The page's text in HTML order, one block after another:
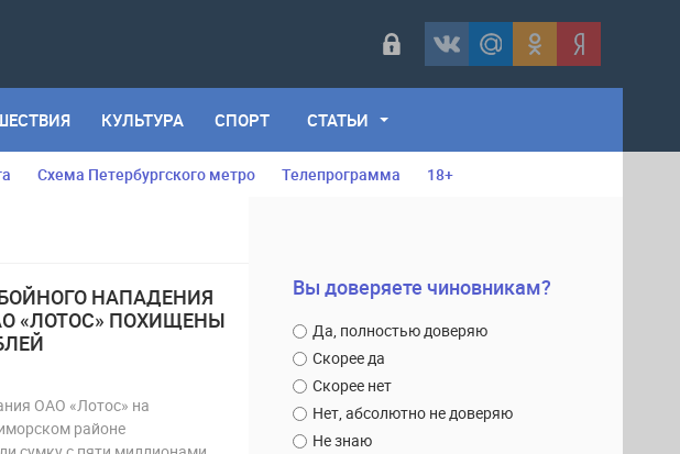
КУЛЬТУРА СПОРТ СТАТЬИ
Схема Петербургского метро Телепрограмма 18+
НАПАДЕНИЯ
«ЛОТОС» ПОХИЩЕНЫ
ОАО «Лотос» на
районе
Вы доверяете чиновникам?
Да, полностью доверяю
Скорее да
Скорее нет
Нет, абсолютно не доверяю
Не знаю